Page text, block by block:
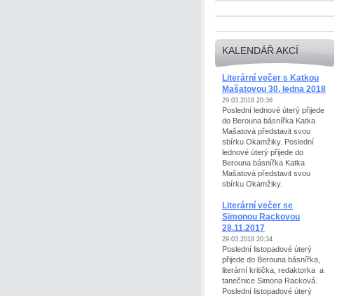
KALENDÁŘ AKCÍ
Literární večer s Katkou
Mašatovou 30. ledna 2018
29.03.2018 20:36
Poslední lednové úterý přijede
do Berouna básnířka Katka
Mašatová představit svou
sbírku Okamžiky. Poslední
lednové úterý přijede do
Berouna básnířka Katka
Mašatová představit svou
sbírku Okamžiky.
Literární večer se
Simonou Rackovou
28.11.2017
29.03.2018 20:34
Poslední listopadové úterý
přijede do Berouna básnířka,
literární kritička, redaktorka a
tanečnice Simona Racková.
Poslední listopadové úterý